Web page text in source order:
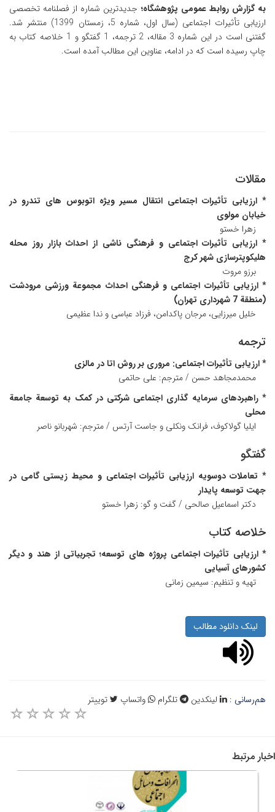
به گزارش روابط عمومی پژوهشگاه؛ جدیدترین شماره از فصلنامه تخصصی
ارزیابی تأثیرات اجتماعی (سال اول، شماره 5، زمستان 1399) منتشر شد.
گفتنی است در این شماره 3 مقاله، 2 ترجمه، 1 گفتگو و 1 خلاصه کتاب به
چاپ رسیده است که در ادامه، عناوین این مطالب آمده است.
مقالات
* ارزیابی تأثیرات اجتماعی انتقال مسیر ویژه اتوبوس های تندرو در
خیابان مولوی
زهرا خستو
* ارزیابی تأثیرات اجتماعی و فرهنگی ناشی از احداث بازار روز محله
هلیکوپترسازی شهر کرج
برزو مروت
* ارزیابی تأثیرات اجتماعی و فرهنگی احداث مجموعة ورزشی مرودشت
(منطقة 7 شهرداری تهران)
خلیل میرزایی، مرجان پاکدامن، فرزاد عباسی و ندا عظیمی
ترجمه
* ارزیابی تأثیرات اجتماعی: مروری بر روش اتا در مالزی
محمدمجاهد حسن / مترجم: علی حاتمی
* راهبردهای سرمایه گذاری اجتماعی شرکتی در کمک به توسعة جامعة
محلی
ایلیا گولاکوف، فرانک ونکلی و جاست آرتس / مترجم: شهربانو ناصر
گفتگو
* تعاملات دوسویه ارزیابی تأثیرات اجتماعی و محیط زیستی گامی در
جهت توسعه پایدار
دکتر اسماعیل صالحی / گفت و گو: زهرا خستو
خلاصه کتاب
* ارزیابی تأثیرات اجتماعی پروژه های توسعه؛ تجربیاتی از هند و دیگر
کشورهای آسیایی
تهیه و تنظیم: سیمین زمانی
لینک دانلود مطالب
هم‌رسانی : لینکدین تلگرام واتساپ توییتر
اخبار مرتبط